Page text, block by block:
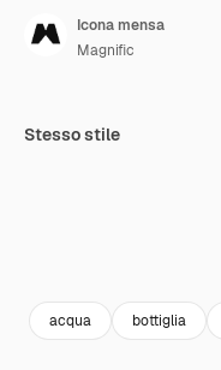
Icona mensa
Magnific
Stesso stile
acqua bottiglia